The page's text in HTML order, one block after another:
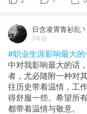
日含凌霄青衫乱丶
7年前
#职业生涯影响最大的
中对我影响最大的话
者，尤必随附一种对
往历史带着温情，工
得舒服一些。希望所
都带着温情与敬意。